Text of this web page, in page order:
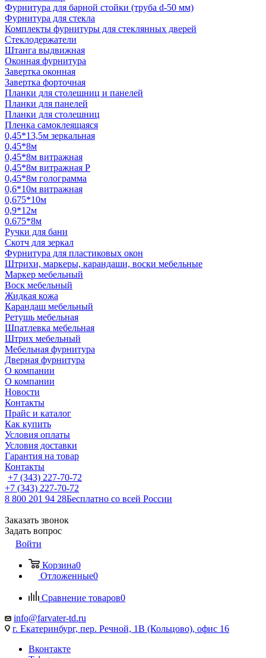
Фурнитура для барной стойки (труба d-50 мм)
Фурнитура для стекла
Комплекты фурнитуры для стеклянных дверей
Стеклодержатели
Штанга выдвижная
Оконная фурнитура
Завертка оконная
Завертка форточная
Планки для столешниц и панелей
Планки для панелей
Планки для столешниц
Пленка самоклеящаяся
0,45*13,5м зеркальная
0,45*8м
0,45*8м витражная
0,45*8м витражная Р
0,45*8м голограмма
0,6*10м витражная
0,675*10м
0,9*12м
0.675*8м
Ручки для бани
Скотч для зеркал
Фурнитура для пластиковых окон
Штрихи, маркеры, карандаши, воски мебельные
Маркер мебельный
Воск мебельный
Жидкая кожа
Карандаш мебельный
Ретушь мебельная
Шпатлевка мебельная
Штрих мебельный
Мебельная фурнитура
Дверная фурнитура
О компании
О компании
Новости
Контакты
Прайс и каталог
Как купить
Условия оплаты
Условия доставки
Гарантия на товар
Контакты
+7 (343) 227-70-72
+7 (343) 227-70-72
8 800 201 94 28Бесплатно со всей России
Заказать звонок
Задать вопрос
Войти
Корзина0
Отложенные0
Сравнение товаров0
info@farvater-td.ru
г. Екатеринбург, пер. Речной, 1В (Кольцово), офис 16
Вконтакте